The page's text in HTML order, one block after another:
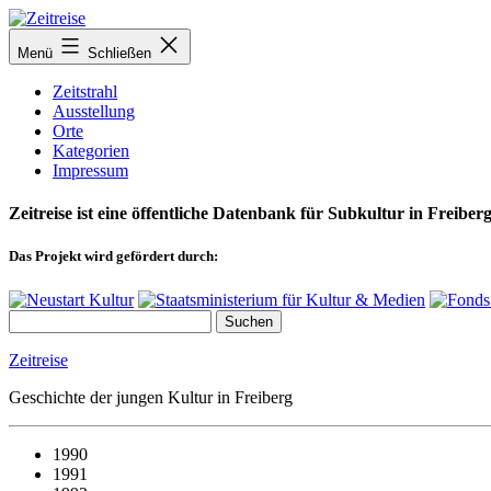
Zum
Inhalt
springen
Menü Schließen
Zeitstrahl
Ausstellung
Orte
Kategorien
Impressum
Zeitreise ist eine öffentliche Datenbank für Subkultur in
Das Projekt wird gefördert durch:
Zeitreise
Geschichte der jungen Kultur in Freiberg
1990
1991